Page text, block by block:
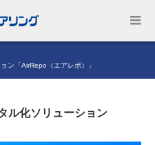
ン「AirRepo（エアレポ）」
ル化ソリューション